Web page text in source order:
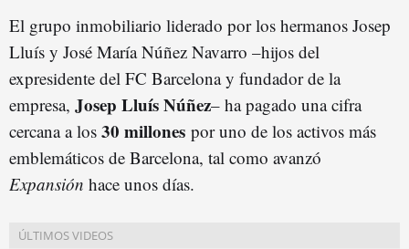
El grupo inmobiliario liderado por los hermanos Josep
Lluís y José María Núñez Navarro –hijos del
expresidente del FC Barcelona y fundador de la
empresa, Josep Lluís Núñez– ha pagado una cifra
cercana a los 30 millones por uno de los activos más
emblemáticos de Barcelona, tal como avanzó
Expansión hace unos días.